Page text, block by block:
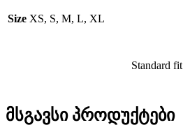
Size XS, S, M, L, XL
Standard fit
მსგავსი პროდუქტები